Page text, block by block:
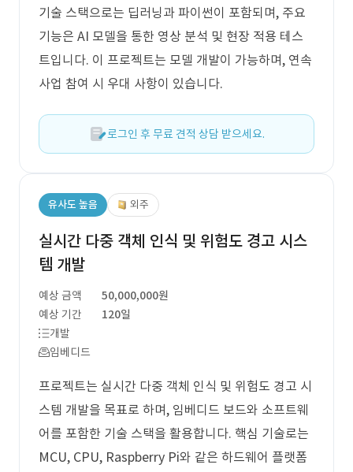
기술 스택으로는 딥러닝과 파이썬이 포함되며, 주요
기능은 AI 모델을 통한 영상 분석 및 현장 적용 테스
트입니다. 이 프로젝트는 모델 개발이 가능하며, 연속
사업 참여 시 우대 사항이 있습니다.
로그인 후 무료 견적 상담 받으세요.
유사도 높음 외주
실시간 다중 객체 인식 및 위험도 경고 시스
템 개발
예상 금액
50,000,000원
예상 기간
120일
개발
임베디드
프로젝트는 실시간 다중 객체 인식 및 위험도 경고 시
스템 개발을 목표로 하며, 임베디드 보드와 소프트웨
어를 포함한 기술 스택을 활용합니다. 핵심 기술로는
MCU, CPU, Raspberry Pi와 같은 하드웨어 플랫폼